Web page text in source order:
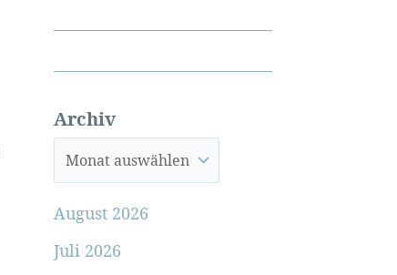
Archiv
August 2026
Juli 2026